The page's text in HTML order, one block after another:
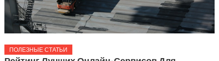
ПОЛЕЗНЫЕ СТАТЬИ